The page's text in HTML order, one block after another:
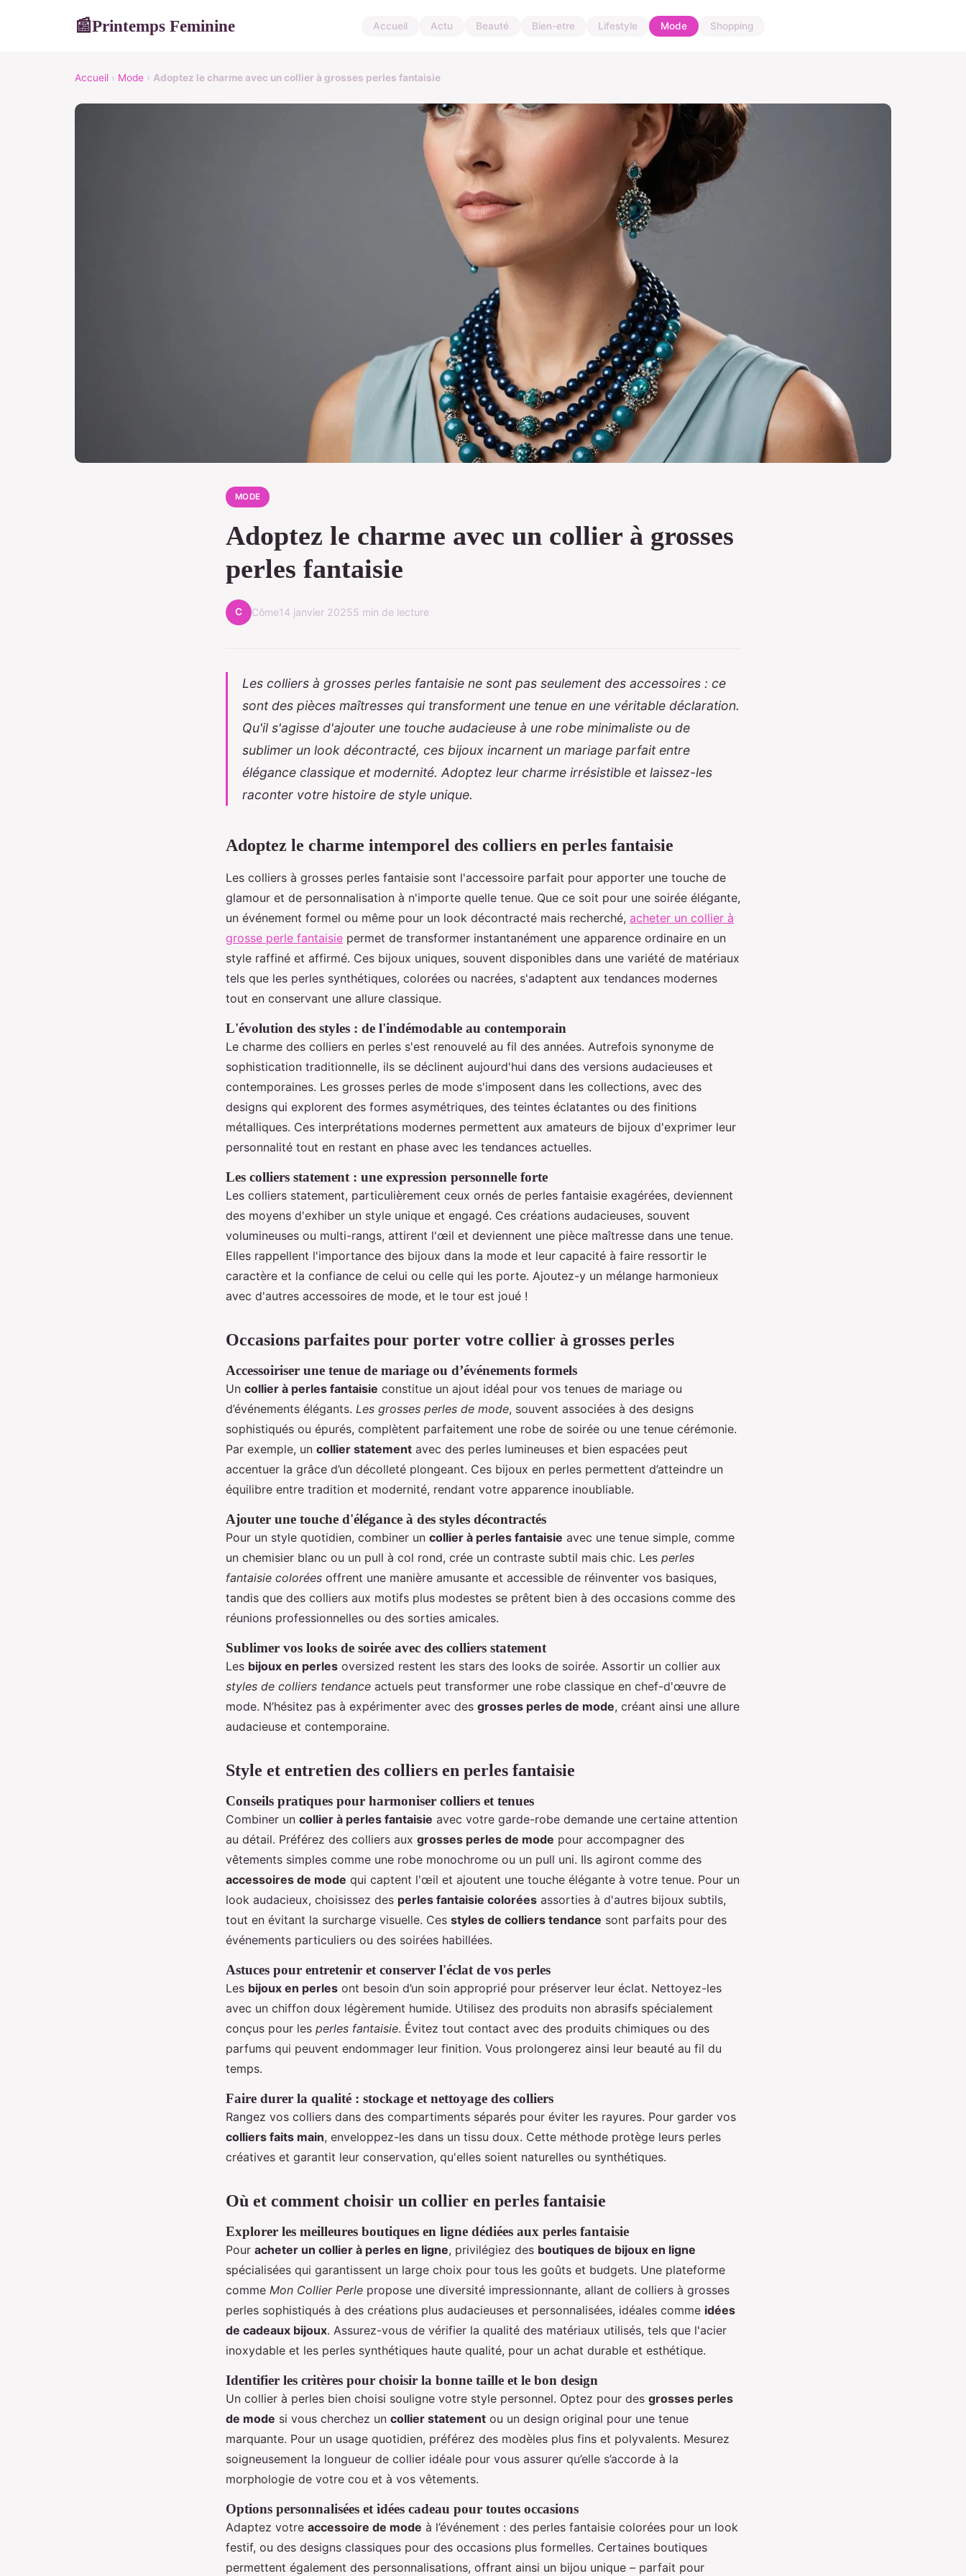
📰Printemps Feminine Accueil Actu Beauté Bien-etre Lifestyle Mode Shopping
Accueil › Mode › Adoptez le charme avec un collier à grosses perles fantaisie
MODE
Adoptez le charme avec un collier à grosses
perles fantaisie
C Côme14 janvier 20255 min de lecture
Les colliers à grosses perles fantaisie ne sont pas seulement des accessoires : ce
sont des pièces maîtresses qui transforment une tenue en une véritable déclaration.
Qu'il s'agisse d'ajouter une touche audacieuse à une robe minimaliste ou de
sublimer un look décontracté, ces bijoux incarnent un mariage parfait entre
élégance classique et modernité. Adoptez leur charme irrésistible et laissez-les
raconter votre histoire de style unique.
Adoptez le charme intemporel des colliers en perles fantaisie
Les colliers à grosses perles fantaisie sont l'accessoire parfait pour apporter une touche de
glamour et de personnalisation à n'importe quelle tenue. Que ce soit pour une soirée élégante,
un événement formel ou même pour un look décontracté mais recherché, acheter un collier à
grosse perle fantaisie permet de transformer instantanément une apparence ordinaire en un
style raffiné et affirmé. Ces bijoux uniques, souvent disponibles dans une variété de matériaux
tels que les perles synthétiques, colorées ou nacrées, s'adaptent aux tendances modernes
tout en conservant une allure classique.
L'évolution des styles : de l'indémodable au contemporain
Le charme des colliers en perles s'est renouvelé au fil des années. Autrefois synonyme de
sophistication traditionnelle, ils se déclinent aujourd'hui dans des versions audacieuses et
contemporaines. Les grosses perles de mode s'imposent dans les collections, avec des
designs qui explorent des formes asymétriques, des teintes éclatantes ou des finitions
métalliques. Ces interprétations modernes permettent aux amateurs de bijoux d'exprimer leur
personnalité tout en restant en phase avec les tendances actuelles.
Les colliers statement : une expression personnelle forte
Les colliers statement, particulièrement ceux ornés de perles fantaisie exagérées, deviennent
des moyens d'exhiber un style unique et engagé. Ces créations audacieuses, souvent
volumineuses ou multi-rangs, attirent l'œil et deviennent une pièce maîtresse dans une tenue.
Elles rappellent l'importance des bijoux dans la mode et leur capacité à faire ressortir le
caractère et la confiance de celui ou celle qui les porte. Ajoutez-y un mélange harmonieux
avec d'autres accessoires de mode, et le tour est joué !
Occasions parfaites pour porter votre collier à grosses perles
Accessoiriser une tenue de mariage ou d’événements formels
Un collier à perles fantaisie constitue un ajout idéal pour vos tenues de mariage ou
d’événements élégants. Les grosses perles de mode, souvent associées à des designs
sophistiqués ou épurés, complètent parfaitement une robe de soirée ou une tenue cérémonie.
Par exemple, un collier statement avec des perles lumineuses et bien espacées peut
accentuer la grâce d’un décolleté plongeant. Ces bijoux en perles permettent d’atteindre un
équilibre entre tradition et modernité, rendant votre apparence inoubliable.
Ajouter une touche d'élégance à des styles décontractés
Pour un style quotidien, combiner un collier à perles fantaisie avec une tenue simple, comme
un chemisier blanc ou un pull à col rond, crée un contraste subtil mais chic. Les perles
fantaisie colorées offrent une manière amusante et accessible de réinventer vos basiques,
tandis que des colliers aux motifs plus modestes se prêtent bien à des occasions comme des
réunions professionnelles ou des sorties amicales.
Sublimer vos looks de soirée avec des colliers statement
Les bijoux en perles oversized restent les stars des looks de soirée. Assortir un collier aux
styles de colliers tendance actuels peut transformer une robe classique en chef-d'œuvre de
mode. N’hésitez pas à expérimenter avec des grosses perles de mode, créant ainsi une allure
audacieuse et contemporaine.
Style et entretien des colliers en perles fantaisie
Conseils pratiques pour harmoniser colliers et tenues
Combiner un collier à perles fantaisie avec votre garde-robe demande une certaine attention
au détail. Préférez des colliers aux grosses perles de mode pour accompagner des
vêtements simples comme une robe monochrome ou un pull uni. Ils agiront comme des
accessoires de mode qui captent l'œil et ajoutent une touche élégante à votre tenue. Pour un
look audacieux, choisissez des perles fantaisie colorées assorties à d'autres bijoux subtils,
tout en évitant la surcharge visuelle. Ces styles de colliers tendance sont parfaits pour des
événements particuliers ou des soirées habillées.
Astuces pour entretenir et conserver l'éclat de vos perles
Les bijoux en perles ont besoin d’un soin approprié pour préserver leur éclat. Nettoyez-les
avec un chiffon doux légèrement humide. Utilisez des produits non abrasifs spécialement
conçus pour les perles fantaisie. Évitez tout contact avec des produits chimiques ou des
parfums qui peuvent endommager leur finition. Vous prolongerez ainsi leur beauté au fil du
temps.
Faire durer la qualité : stockage et nettoyage des colliers
Rangez vos colliers dans des compartiments séparés pour éviter les rayures. Pour garder vos
colliers faits main, enveloppez-les dans un tissu doux. Cette méthode protège leurs perles
créatives et garantit leur conservation, qu'elles soient naturelles ou synthétiques.
Où et comment choisir un collier en perles fantaisie
Explorer les meilleures boutiques en ligne dédiées aux perles fantaisie
Pour acheter un collier à perles en ligne, privilégiez des boutiques de bijoux en ligne
spécialisées qui garantissent un large choix pour tous les goûts et budgets. Une plateforme
comme Mon Collier Perle propose une diversité impressionnante, allant de colliers à grosses
perles sophistiqués à des créations plus audacieuses et personnalisées, idéales comme idées
de cadeaux bijoux. Assurez-vous de vérifier la qualité des matériaux utilisés, tels que l'acier
inoxydable et les perles synthétiques haute qualité, pour un achat durable et esthétique.
Identifier les critères pour choisir la bonne taille et le bon design
Un collier à perles bien choisi souligne votre style personnel. Optez pour des grosses perles
de mode si vous cherchez un collier statement ou un design original pour une tenue
marquante. Pour un usage quotidien, préférez des modèles plus fins et polyvalents. Mesurez
soigneusement la longueur de collier idéale pour vous assurer qu’elle s’accorde à la
morphologie de votre cou et à vos vêtements.
Options personnalisées et idées cadeau pour toutes occasions
Adaptez votre accessoire de mode à l’événement : des perles fantaisie colorées pour un look
festif, ou des designs classiques pour des occasions plus formelles. Certaines boutiques
permettent également des personnalisations, offrant ainsi un bijou unique – parfait pour